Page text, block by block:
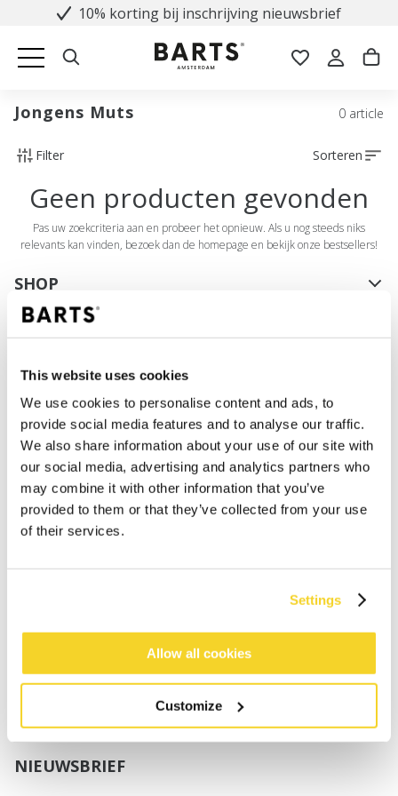
This website uses cookies
We use cookies to personalise content and ads, to
provide social media features and to analyse our traffic.
We also share information about your use of our site with
our social media, advertising and analytics partners who
may combine it with other information that you’ve
provided to them or that they’ve collected from your use
of their services.
Settings
Allow all cookies
Customize
10% korting bij inschrijving nieuwsbrief
Jongens Muts 0 article
Filter Sorteren
Geen producten gevonden
Pas uw zoekcriteria aan en probeer het opnieuw. Als u nog steeds niks
relevants kan vinden, bezoek dan de homepage en bekijk onze bestsellers!
SHOP
Meisjes
Jongens
Baby's
SUPPORT
Maattabellen
Verzenden
UV-Beschermingsnorm
Privacy Policy
NIEUWSBRIEF